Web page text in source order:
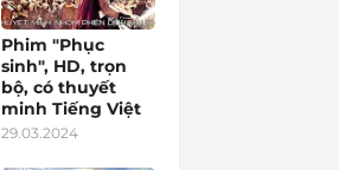
Phim "Phục
sinh", HD, trọn
bộ, có thuyết
minh Tiếng Việt
29.03.2024